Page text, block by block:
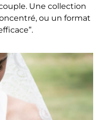
Une collection
ou un format